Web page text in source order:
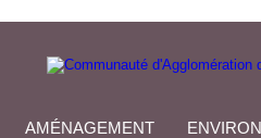
AMÉNAGEMENT